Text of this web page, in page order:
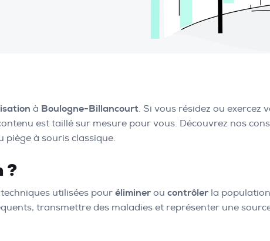
à Boulogne-Billancourt. Si vous résidez ou exercez
est taillé sur mesure pour vous. Découvrez nos
piège à souris classique.
?
utilisées pour éliminer ou contrôler la
transmettre des maladies et représenter une